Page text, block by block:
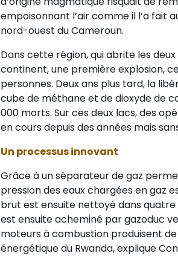
empoisonnant l’air comme il l’a fait
nord-ouest du Cameroun.
Dans cette région, qui abrite les
continent, une première explosion,
personnes. Deux ans plus tard, la
cube de méthane et de dioxyde de
000 morts. Sur ces deux lacs, des
en cours depuis des années mais
Un processus innovant
Grâce à un séparateur de gaz
pression des eaux chargées en gaz
brut est ensuite nettoyé dans
est ensuite acheminé par gazoduc
moteurs à combustion produisent
énergétique du Rwanda, explique